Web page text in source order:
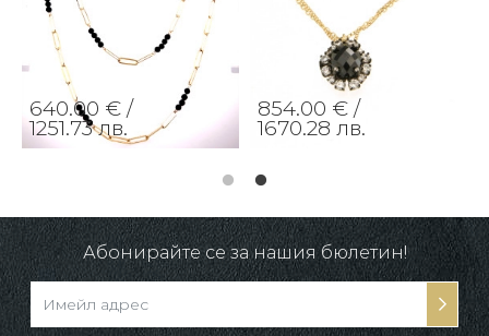
640.00 € /
1251.73 лв.
854.00 € /
1670.28 лв.
Абонирайте се за нашия бюлетин!